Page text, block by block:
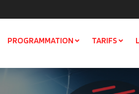
PROGRAMMATION TARIFS